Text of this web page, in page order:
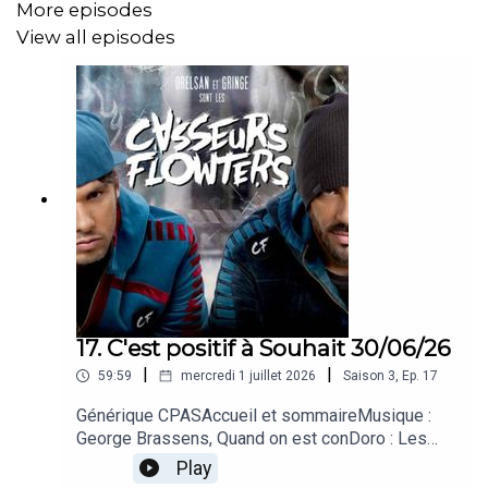
14h19 Antho : L’art thérapie 7 min Antho 14H26
14H26 Musique 3 – La précieuse – Sans alcool
5min05 14h31
14h31 Jessica : « l’alcool c’est mal » 7 min Jessica
14H38
14H39 Musique 4 – La compagnie créole – Le Bal
Masqué 5min09 14h44
14h44 Sophie : le carnaval 7 min
More episodes
View all episodes
17. C'est positif à Souhait 30/06/26
59:59 | mercredi 1 juillet 2026 | Saison 3, Ep. 17
Générique CPASAccueil et sommaireMusique :
George Brassens, Quand on est conDoro : Les
mots méconnus de la langue françaiseMusique :
Play